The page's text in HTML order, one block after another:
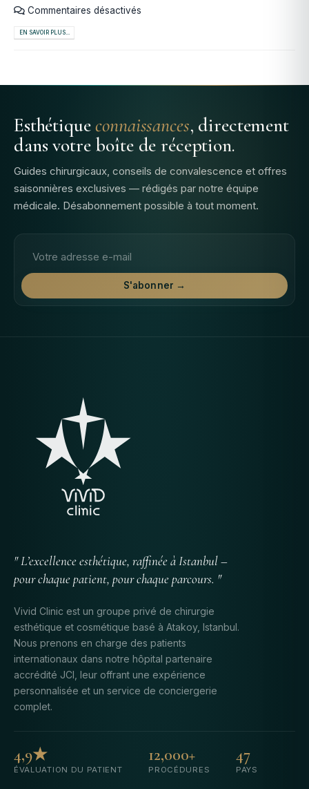
Commentaires désactivés
EN SAVOIR PLUS...
Esthétiqueconnaissances, directement
dans votre boîte de réception.
Guides chirurgicaux, conseils de convalescence et offres
saisonnières exclusives — rédigés par notre équipe
médicale. Désabonnement possible à tout moment.
S'abonner →
" L’excellence esthétique, raffinée à Istanbul –
pour chaque patient, pour chaque parcours. "
Vivid Clinic est un groupe privé de chirurgie
esthétique et cosmétique basé à Atakoy, Istanbul.
Nous prenons en charge des patients
internationaux dans notre hôpital partenaire
accrédité JCI, leur offrant une expérience
personnalisée et un service de conciergerie
complet.
4,9★
ÉVALUATION DU PATIENT
12,000+
PROCÉDURES
47
PAYS